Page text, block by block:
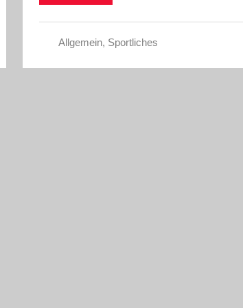
Allgemein, Sportliches